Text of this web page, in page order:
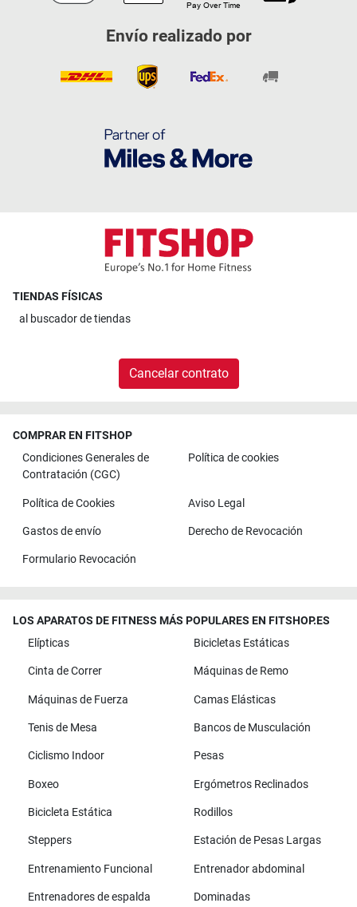
Envío realizado por
TIENDAS FÍSICAS
al buscador de tiendas
Cancelar contrato
COMPRAR EN FITSHOP
Condiciones Generales de
Contratación (CGC)
Política de cookies
Política de Cookies Aviso Legal
Gastos de envío Derecho de Revocación
Formulario Revocación
LOS APARATOS DE FITNESS MÁS POPULARES EN FITSHOP.ES
Elípticas
Bicicletas Estáticas
Cinta de Correr Máquinas de Remo
Máquinas de Fuerza Camas Elásticas
Tenis de Mesa Bancos de Musculación
Ciclismo Indoor Pesas
Boxeo Ergómetros Reclinados
Bicicleta Estática Rodillos
Steppers Estación de Pesas Largas
Entrenamiento Funcional Entrenador abdominal
Entrenadores de espalda Dominadas